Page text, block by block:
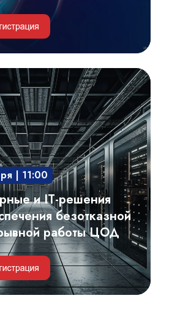
| 11:00
и IT-решения
безотказной
работы ЦОД